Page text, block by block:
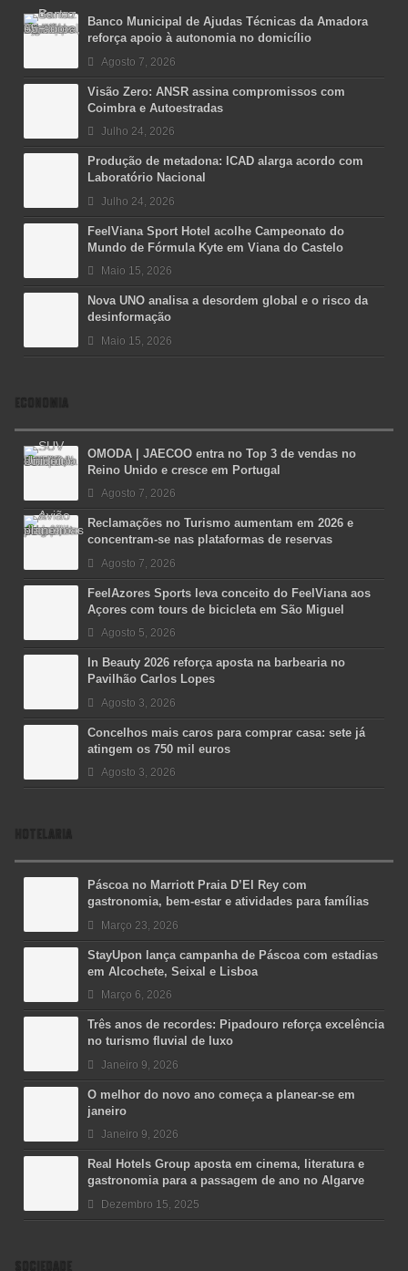
Banco Municipal de Ajudas Técnicas da Amadora
reforça apoio à autonomia no domicílio
Agosto 7, 2026
Visão Zero: ANSR assina compromissos com
Coimbra e Autoestradas
Julho 24, 2026
Produção de metadona: ICAD alarga acordo com
Laboratório Nacional
Julho 24, 2026
FeelViana Sport Hotel acolhe Campeonato do
Mundo de Fórmula Kyte em Viana do Castelo
Maio 15, 2026
Nova UNO analisa a desordem global e o risco da
desinformação
Maio 15, 2026
ECONOMIA
OMODA | JAECOO entra no Top 3 de vendas no
Reino Unido e cresce em Portugal
Agosto 7, 2026
Reclamações no Turismo aumentam em 2026 e
concentram-se nas plataformas de reservas
Agosto 7, 2026
FeelAzores Sports leva conceito do FeelViana aos
Açores com tours de bicicleta em São Miguel
Agosto 5, 2026
In Beauty 2026 reforça aposta na barbearia no
Pavilhão Carlos Lopes
Agosto 3, 2026
Concelhos mais caros para comprar casa: sete já
atingem os 750 mil euros
Agosto 3, 2026
HOTELARIA
Páscoa no Marriott Praia D’El Rey com
gastronomia, bem-estar e atividades para famílias
Março 23, 2026
StayUpon lança campanha de Páscoa com estadias
em Alcochete, Seixal e Lisboa
Março 6, 2026
Três anos de recordes: Pipadouro reforça excelência
no turismo fluvial de luxo
Janeiro 9, 2026
O melhor do novo ano começa a planear-se em
janeiro
Janeiro 9, 2026
Real Hotels Group aposta em cinema, literatura e
gastronomia para a passagem de ano no Algarve
Dezembro 15, 2025
SOCIEDADE